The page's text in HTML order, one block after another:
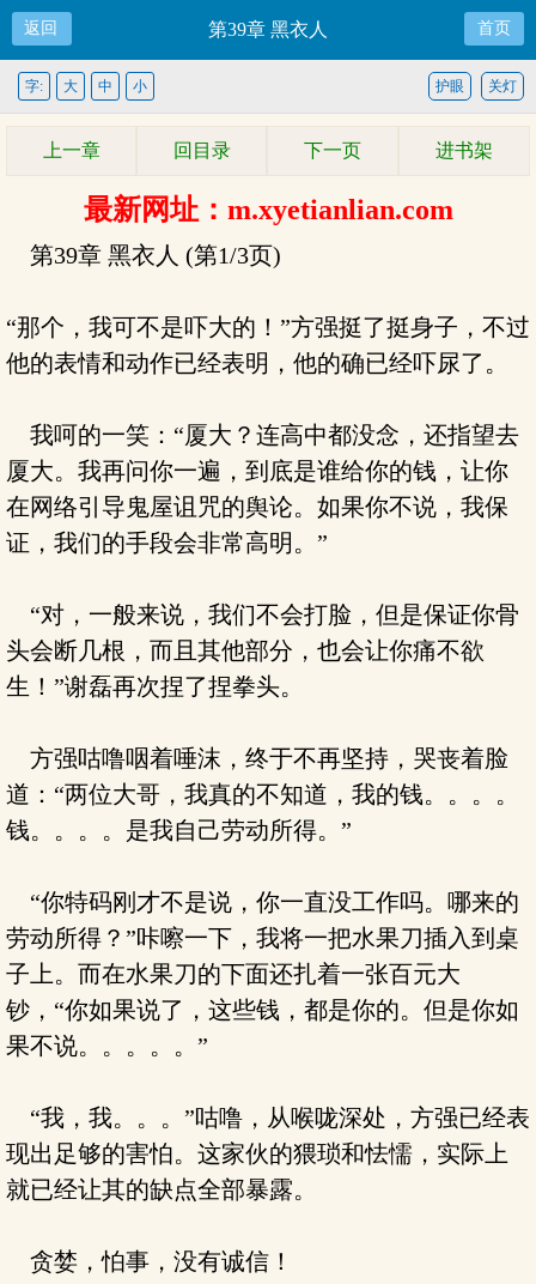
返回 第39章 黑衣人 首页
关灯
护眼
字: 大 中 小
上一章 回目录 下一页 进书架
最新网址：m.xyetianlian.com
第39章 黑衣人 (第1/3页)
“那个，我可不是吓大的！”方强挺了挺身子，不过
他的表情和动作已经表明，他的确已经吓尿了。
我呵的一笑：“厦大？连高中都没念，还指望去
厦大。我再问你一遍，到底是谁给你的钱，让你
在网络引导鬼屋诅咒的舆论。如果你不说，我保
证，我们的手段会非常高明。”
“对，一般来说，我们不会打脸，但是保证你骨
头会断几根，而且其他部分，也会让你痛不欲
生！”谢磊再次捏了捏拳头。
方强咕噜咽着唾沫，终于不再坚持，哭丧着脸
道：“两位大哥，我真的不知道，我的钱。。。。
钱。。。。是我自己劳动所得。”
“你特码刚才不是说，你一直没工作吗。哪来的
劳动所得？”咔嚓一下，我将一把水果刀插入到桌
子上。而在水果刀的下面还扎着一张百元大
钞，“你如果说了，这些钱，都是你的。但是你如
果不说。。。。。”
“我，我。。。”咕噜，从喉咙深处，方强已经表
现出足够的害怕。这家伙的猥琐和怯懦，实际上
就已经让其的缺点全部暴露。
贪婪，怕事，没有诚信！